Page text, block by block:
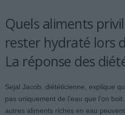
Quels aliments
rester hydraté lors
La réponse des
Sejal Jacob, diététicienne, explique
pas uniquement de l’eau que l’on
autres aliments riches en eau